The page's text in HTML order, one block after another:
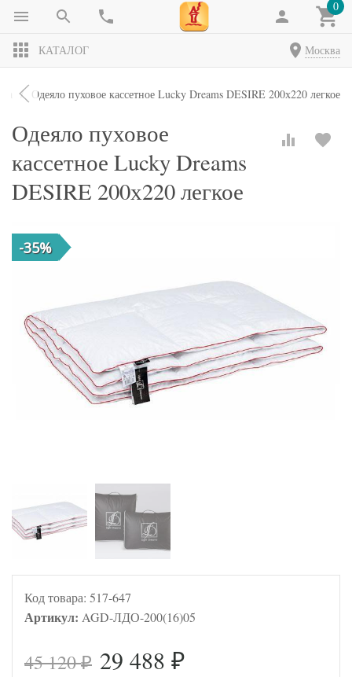
0
КАТАЛОГ Москва
Одеяло пуховое кассетное Lucky Dreams DESIRE 200х220 легкое
Одеяло пуховое
кассетное Lucky Dreams
DESIRE 200х220 легкое
-35%
Код товара: 517-647
Артикул: AGD-ЛДО-200(16)05
45 120₽ 29 488 ₽